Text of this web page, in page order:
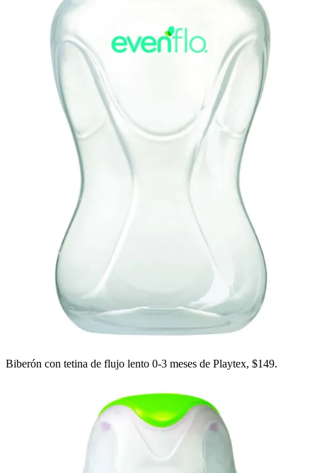
Biberón con tetina de flujo lento 0-3 meses de Playtex, $149.